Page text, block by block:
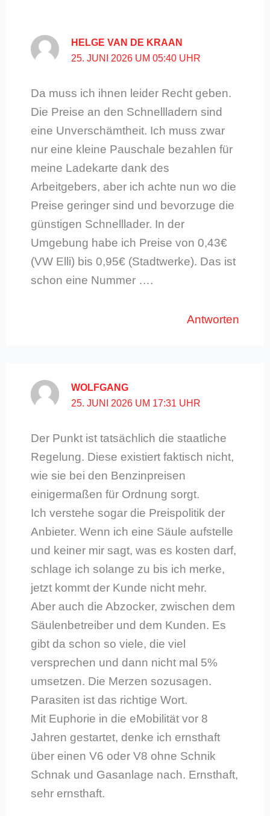
HELGE VAN DE KRAAN
25. JUNI 2026 UM 05:40 UHR
Da muss ich ihnen leider Recht geben.
Die Preise an den Schnellladern sind
eine Unverschämtheit. Ich muss zwar
nur eine kleine Pauschale bezahlen für
meine Ladekarte dank des
Arbeitgebers, aber ich achte nun wo die
Preise geringer sind und bevorzuge die
günstigen Schnelllader. In der
Umgebung habe ich Preise von 0,43€
(VW Elli) bis 0,95€ (Stadtwerke). Das ist
schon eine Nummer ….
Antworten
WOLFGANG
25. JUNI 2026 UM 17:31 UHR
Der Punkt ist tatsächlich die staatliche
Regelung. Diese existiert faktisch nicht,
wie sie bei den Benzinpreisen
einigermaßen für Ordnung sorgt.
Ich verstehe sogar die Preispolitik der
Anbieter. Wenn ich eine Säule aufstelle
und keiner mir sagt, was es kosten darf,
schlage ich solange zu bis ich merke,
jetzt kommt der Kunde nicht mehr.
Aber auch die Abzocker, zwischen dem
Säulenbetreiber und dem Kunden. Es
gibt da schon so viele, die viel
versprechen und dann nicht mal 5%
umsetzen. Die Merzen sozusagen.
Parasiten ist das richtige Wort.
Mit Euphorie in die eMobilität vor 8
Jahren gestartet, denke ich ernsthaft
über einen V6 oder V8 ohne Schnik
Schnak und Gasanlage nach. Ernsthaft,
sehr ernsthaft.